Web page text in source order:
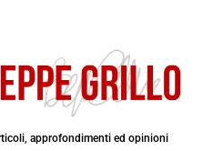
approfondimenti ed opinioni